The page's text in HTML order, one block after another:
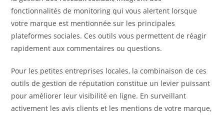
fonctionnalités de monitoring qui vous alertent lorsque
votre marque est mentionnée sur les principales
plateformes sociales. Ces outils vous permettent de réagir
rapidement aux commentaires ou questions.
Pour les petites entreprises locales, la combinaison de ces
outils de gestion de réputation constitue un levier puissant
pour améliorer leur visibilité en ligne. En surveillant
activement les avis clients et les mentions de votre marque,